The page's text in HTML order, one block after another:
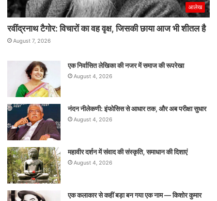
आलेख
रवींद्रनाथ टैगोर: विचारों का वह वृक्ष, जिसकी छाया आज भी शीतल है
August 7, 2026
एक निर्वासित लेखिका की नजर में समाज की रूपरेखा
August 4, 2026
नंदन नीलेकणी: इंफोसिस से आधार तक, और अब परीक्षा सुधार
August 4, 2026
महावीर दर्शन में संवाद की संस्कृति, समाधान की दिशाएं
August 4, 2026
एक कलाकार से कहीं बड़ा बन गया एक नाम — किशोर कुमार